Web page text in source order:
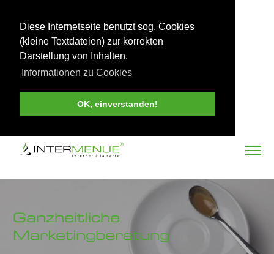
Diese Internetseite benutzt sog. Cookies
(kleine Textdateien) zur korrekten
Darstellung von Inhalten.
Informationen zu Cookies
OK, einverstanden!
Ganzheitliche
Marketingberatung